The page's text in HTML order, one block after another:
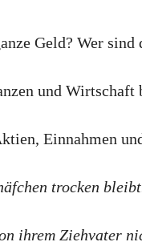
Geld? Wer
und
Einnahmen
trocken
ihrem Ziehvater